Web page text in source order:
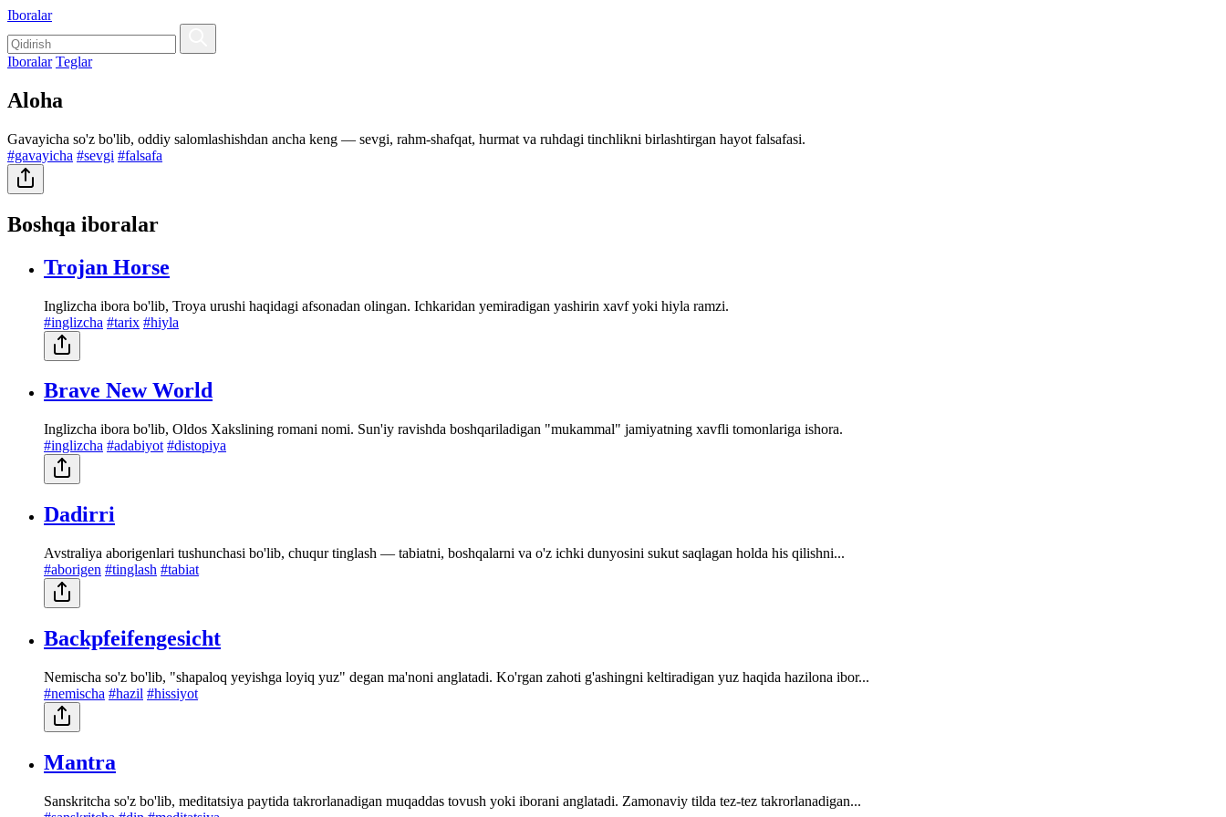
Iboralar
Iboralar Teglar
Aloha
Gavayicha so'z bo'lib, oddiy salomlashishdan ancha keng — sevgi, rahm-shafqat, hurmat va ruhdagi tinchlikni birlashtirgan hayot falsafasi.
#gavayicha #sevgi #falsafa
Boshqa iboralar
Trojan Horse
Inglizcha ibora bo'lib, Troya urushi haqidagi afsonadan olingan. Ichkaridan yemiradigan yashirin xavf yoki hiyla ramzi.
#inglizcha #tarix #hiyla
Brave New World
Inglizcha ibora bo'lib, Oldos Xakslining romani nomi. Sun'iy ravishda boshqariladigan "mukammal" jamiyatning xavfli tomonlariga ishora.
#inglizcha #adabiyot #distopiya
Dadirri
Avstraliya aborigenlari tushunchasi bo'lib, chuqur tinglash — tabiatni, boshqalarni va o'z ichki dunyosini sukut saqlagan holda his qilishni...
#aborigen #tinglash #tabiat
Backpfeifengesicht
Nemischa so'z bo'lib, "shapaloq yeyishga loyiq yuz" degan ma'noni anglatadi. Ko'rgan zahoti g'ashingni keltiradigan yuz haqida hazilona ibor...
#nemischa #hazil #hissiyot
Mantra
Sanskritcha so'z bo'lib, meditatsiya paytida takrorlanadigan muqaddas tovush yoki iborani anglatadi. Zamonaviy tilda tez-tez takrorlanadigan...